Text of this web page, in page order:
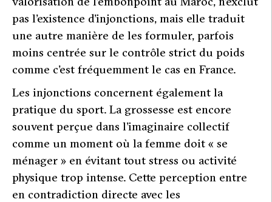
pas l’existence d’injonctions, mais elle traduit
une autre manière de les formuler, parfois
moins centrée sur le contrôle strict du poids
comme c’est fréquemment le cas en France.
Les injonctions concernent également la
pratique du sport. La grossesse est encore
souvent perçue dans l’imaginaire collectif
comme un moment où la femme doit « se
ménager » en évitant tout stress ou activité
physique trop intense. Cette perception entre
en contradiction directe avec les